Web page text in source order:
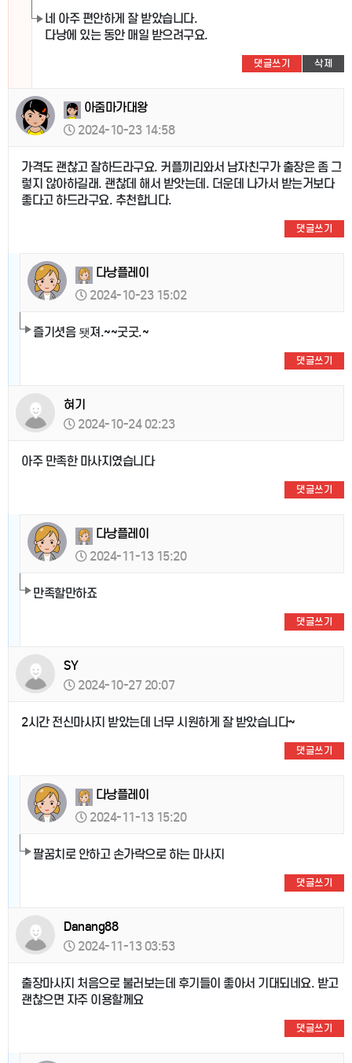
네 아주 편안하게 잘 받았습니다.
다낭에 있는 동안 매일 받으려구요.
댓글쓰기 삭제
아줌마가대왕
2024-10-23 14:58
가격도 괜찮고 잘하드라구요. 커플끼리와서 남자친구가 출장은 좀 그
렇지 않아하길래. 괜찮데 해서 받앗는데. 더운데 나가서 받는거보다
좋다고 하드라구요. 추천합니다.
댓글쓰기
다낭플레이
2024-10-23 15:02
즐기셧음 됏져.~~굿굿.~
댓글쓰기
혀기
2024-10-24 02:23
아주 만족한 마사지였습니다
댓글쓰기
다낭플레이
2024-11-13 15:20
만족할만하죠
댓글쓰기
SY
2024-10-27 20:07
2시간 전신마사지 받았는데 너무 시원하게 잘 받았습니다~
댓글쓰기
다낭플레이
2024-11-13 15:20
팔꿈치로 안하고 손가락으로 하는 마사지
댓글쓰기
Danang88
2024-11-13 03:53
출장마사지 처음으로 불러보는데 후기들이 좋아서 기대되네요. 받고
괜찮으면 자주 이용할께요
댓글쓰기